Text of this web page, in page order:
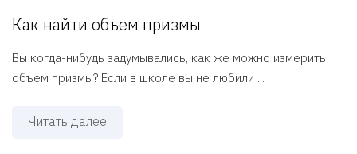
Как найти объем призмы
Вы когда-нибудь задумывались, как же можно измерить
объем призмы? Если в школе вы не любили ...
Читать далее